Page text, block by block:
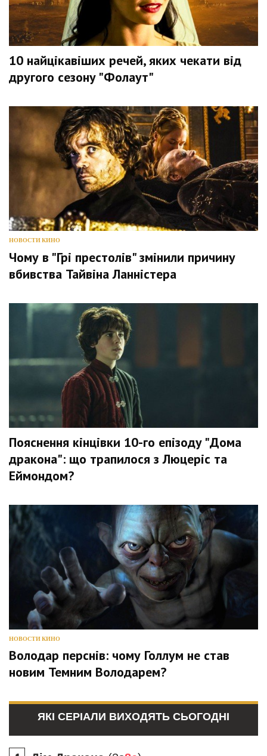
10 найцікавіших речей, яких чекати від
другого сезону "Фолаут"
НОВОСТИ КИНО
Чому в "Грі престолів" змінили причину
вбивства Тайвіна Ланністера
Пояснення кінцівки 10-го епізоду "Дома
дракона": що трапилося з Люцеріс та
Еймондом?
НОВОСТИ КИНО
Володар перснів: чому Голлум не став
новим Темним Володарем?
ЯКІ СЕРІАЛИ ВИХОДЯТЬ СЬОГОДНІ